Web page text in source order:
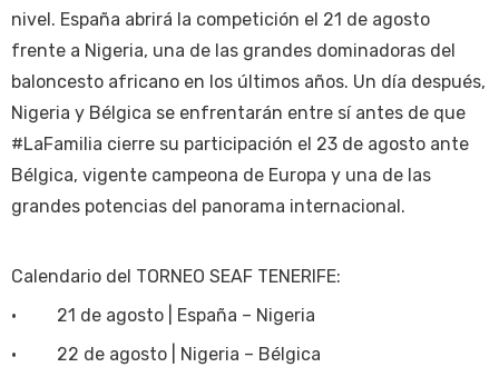
nivel. España abrirá la competición el 21 de agosto
frente a Nigeria, una de las grandes dominadoras del
baloncesto africano en los últimos años. Un día después,
Nigeria y Bélgica se enfrentarán entre sí antes de que
#LaFamilia cierre su participación el 23 de agosto ante
Bélgica, vigente campeona de Europa y una de las
grandes potencias del panorama internacional.
Calendario del TORNEO SEAF TENERIFE:
• 21 de agosto | España – Nigeria
• 22 de agosto | Nigeria – Bélgica